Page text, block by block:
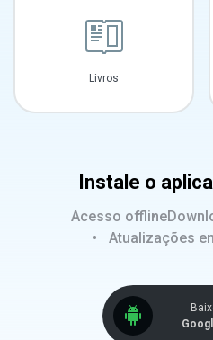
Livros
Instale o
Acesso offline
Atualizações